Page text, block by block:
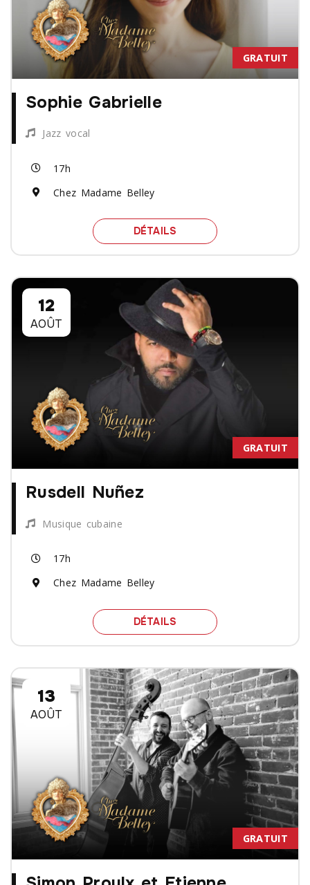
GRATUIT
Sophie Gabrielle
Jazz vocal
17h
Chez Madame Belley
DÉTAILS SPECTACLE SOPHIE
12
AOÛT
GRATUIT
Rusdell Nuñez
Musique cubaine
17h
Chez Madame Belley
DÉTAILS SPECTACLE RUSDELL
13
AOÛT
GRATUIT